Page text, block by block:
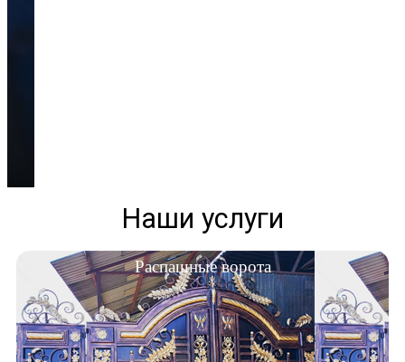
Наши услуги
Распашные ворота